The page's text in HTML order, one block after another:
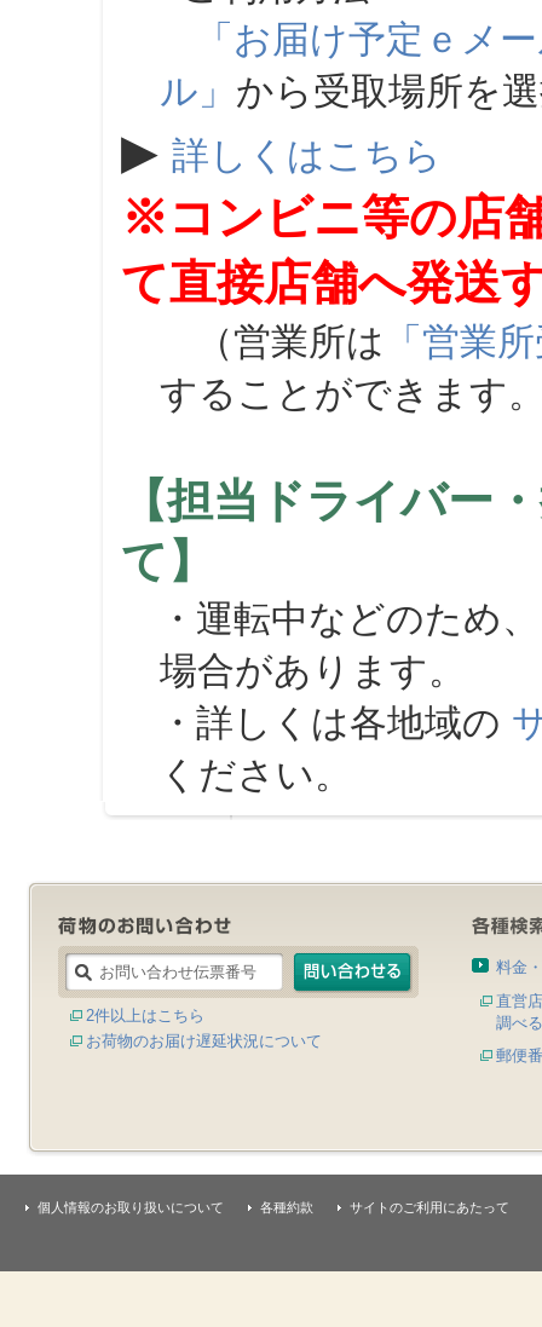
「お届け予定ｅメ
ル」 から受取場所を
▶ 詳しくはこちら
※コンビニ等の店
て直接店舗へ発送
（営業所は 「営業
することができます
【担当ドライバー
て】
・運転中などのため
場合があります。
・詳しくは各地域の
ください。
2件以上はこちら
お荷物のお届け遅延状況について
料金
直営
調べる
郵便
個人情報のお取り扱いについて 各種約款 サイトのご利用にあたって